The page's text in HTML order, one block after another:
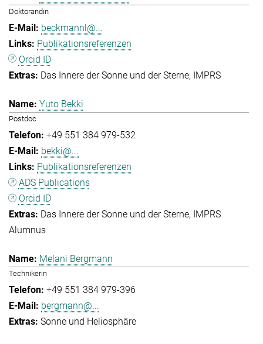
Doktorandin
beckmannl@...
Publikationsreferenzen
Orcid ID
Das Innere der Sonne und der Sterne IMPRS
Yuto Bekki
Postdoc
+49 551 384 979-532
bekki@...
Publikationsreferenzen
ADS Publications
Orcid ID
Das Innere der Sonne und der Sterne IMPRS
Alumnus
Melani Bergmann
Technikerin
+49 551 384 979-396
bergmann@...
Sonne und Heliosphäre